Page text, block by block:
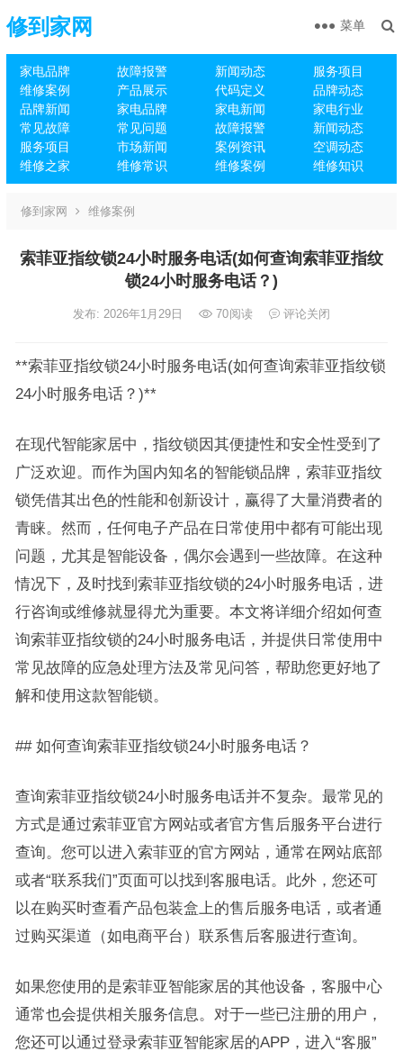
修到家网
家电品牌 故障报警 新闻动态
服务项目
维修案例
产品展示 代码定义
品牌动态
品牌新闻
家电品牌 家电新闻
家电行业
常见故障
常见问题 故障报警
新闻动态
服务项目
市场新闻 案例资讯
空调动态
维修之家
维修常识 维修案例 维修知识
菜单
修到家网 维修案例
索菲亚指纹锁24小时服务电话(如何查询索菲亚指纹
锁24小时服务电话？)
发布: 2026年1月29日 70阅读 评论关闭
**索菲亚指纹锁24小时服务电话(如何查询索菲亚指纹锁
24小时服务电话？)**
在现代智能家居中，指纹锁因其便捷性和安全性受到了
广泛欢迎。而作为国内知名的智能锁品牌，索菲亚指纹
锁凭借其出色的性能和创新设计，赢得了大量消费者的
青睐。然而，任何电子产品在日常使用中都有可能出现
问题，尤其是智能设备，偶尔会遇到一些故障。在这种
情况下，及时找到索菲亚指纹锁的24小时服务电话，进
行咨询或维修就显得尤为重要。本文将详细介绍如何查
询索菲亚指纹锁的24小时服务电话，并提供日常使用中
常见故障的应急处理方法及常见问答，帮助您更好地了
解和使用这款智能锁。
## 如何查询索菲亚指纹锁24小时服务电话？
查询索菲亚指纹锁24小时服务电话并不复杂。最常见的
方式是通过索菲亚官方网站或者官方售后服务平台进行
查询。您可以进入索菲亚的官方网站，通常在网站底部
或者“联系我们”页面可以找到客服电话。此外，您还可
以在购买时查看产品包装盒上的售后服务电话，或者通
过购买渠道（如电商平台）联系售后客服进行查询。
如果您使用的是索菲亚智能家居的其他设备，客服中心
通常也会提供相关服务信息。对于一些已注册的用户，
您还可以通过登录索菲亚智能家居的APP，进入“客服”